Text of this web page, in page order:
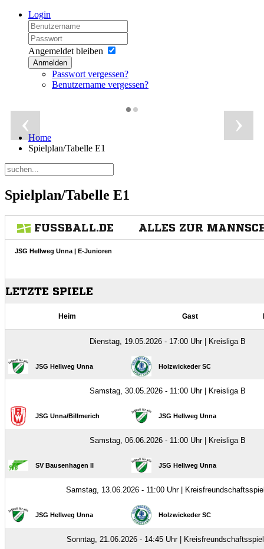
Login
Angemeldet bleiben
Anmelden
Passwort vergessen?
Benutzername vergessen?
›
‹Home
Spielplan/Tabelle E1
Spielplan/Tabelle E1